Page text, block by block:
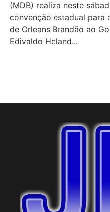
(MDB) realiza neste
convenção estadual para
de Orleans Brandão ao
Edivaldo Holand...